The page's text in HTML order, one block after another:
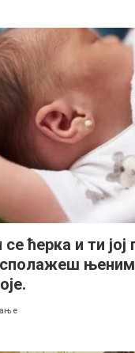
ћерка и ти
њеним